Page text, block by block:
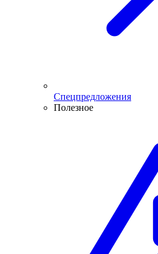
Спецпредложения
Полезное